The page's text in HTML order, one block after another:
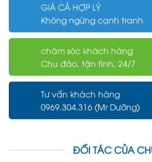
GIÁ CẢ HỢP LÝ
Không ngừng cạnh tranh
chăm sóc khách hàng
Chu đáo, tận tình, 24/7
Tư vấn khách hàng
0969.304.316 (Mr Dưỡng)
ĐỐI TÁC CỦA